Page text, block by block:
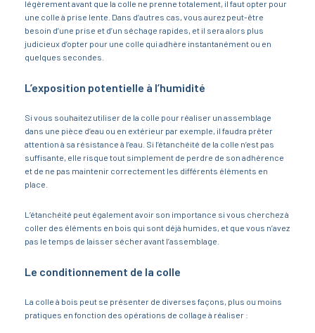
légèrement avant que la colle ne prenne totalement, il faut opter pour
une colle à prise lente. Dans d’autres cas, vous aurez peut-être
besoin d’une prise et d’un séchage rapides, et il sera alors plus
judicieux d’opter pour une colle qui adhère instantanément ou en
quelques secondes.
L’exposition potentielle à l’humidité
Si vous souhaitez utiliser de la colle pour réaliser un assemblage
dans une pièce d’eau ou en extérieur par exemple, il faudra prêter
attention à sa résistance à l’eau. Si l’étanchéité de la colle n’est pas
suffisante, elle risque tout simplement de perdre de son adhérence
et de ne pas maintenir correctement les différents éléments en
place.
L’étanchéité peut également avoir son importance si vous cherchez à
coller des éléments en bois qui sont déjà humides, et que vous n’avez
pas le temps de laisser sécher avant l’assemblage.
Le conditionnement de la colle
La colle à bois peut se présenter de diverses façons, plus ou moins
pratiques en fonction des opérations de collage à réaliser :